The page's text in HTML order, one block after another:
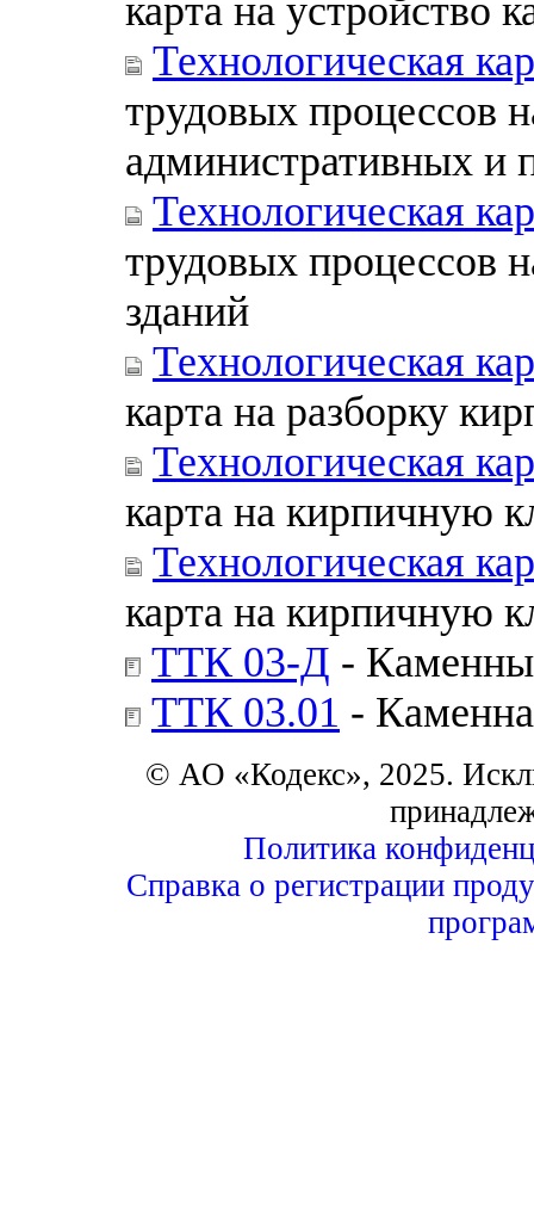
карта на устройство
Технологическая
трудовых процессов
административных
Технологическая
трудовых процессов
зданий
Технологическая
карта на разборку
Технологическая
карта на кирпичную
Технологическая
карта на кирпичную
ТТК 03-Д -
ТТК 03.01 -
© АО «Кодекс», 2025.
Политика
Справка о регистрации